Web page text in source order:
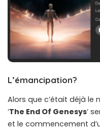
L’émancipation?
Alors que c’était déjà le
‘The End Of Genesys‘
et le commencement